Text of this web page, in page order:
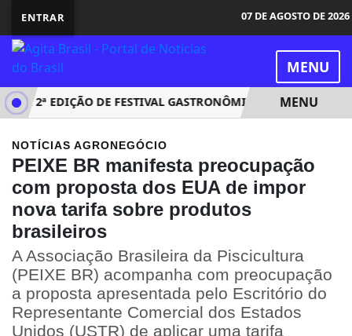
ENTRAR 07 DE AGOSTO DE 2026
MENU
2ª EDIÇÃO DE FESTIVAL GASTRONÔMICO COM MENUS
MENU
NOTÍCIAS AGRONEGÓCIO
PEIXE BR manifesta preocupação
com proposta dos EUA de impor
nova tarifa sobre produtos
brasileiros
A Associação Brasileira da Piscicultura
(PEIXE BR) acompanha com preocupação
a proposta apresentada pelo Escritório do
Representante Comercial dos Estados
Unidos (USTR) de aplicar uma tarifa